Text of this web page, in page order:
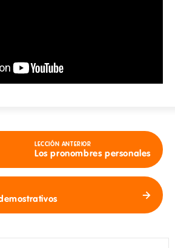
LECCIÓN ANTERIOR
Los pronombres personales